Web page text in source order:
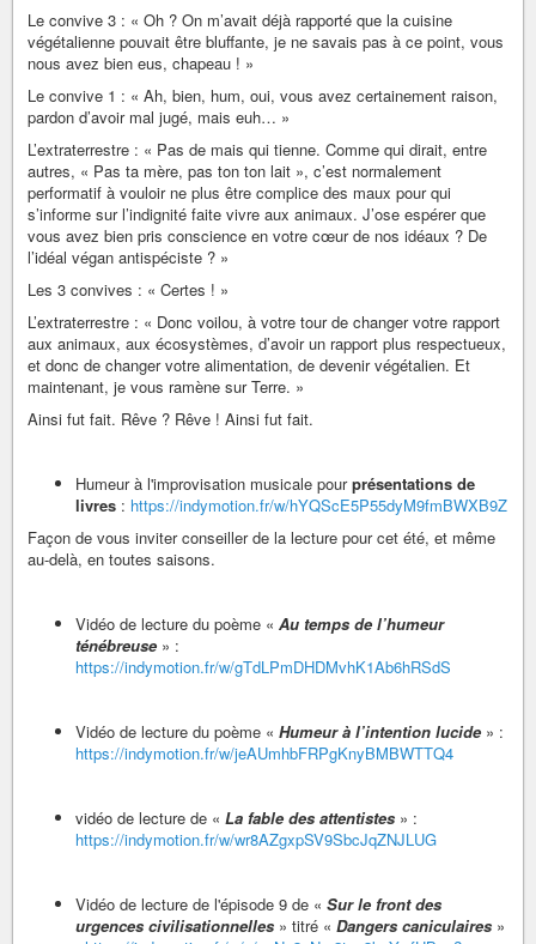
Le convive 3 : « Oh ? On m’avait déjà rapporté que la cuisine
végétalienne pouvait être bluffante, je ne savais pas à ce point, vous
nous avez bien eus, chapeau ! »
Le convive 1 : « Ah, bien, hum, oui, vous avez certainement raison,
pardon d’avoir mal jugé, mais euh… »
L’extraterrestre : « Pas de mais qui tienne. Comme qui dirait, entre
autres, « Pas ta mère, pas ton ton lait », c’est normalement
performatif à vouloir ne plus être complice des maux pour qui
s’informe sur l’indignité faite vivre aux animaux. J’ose espérer que
vous avez bien pris conscience en votre cœur de nos idéaux ? De
l’idéal végan antispéciste ? »
Les 3 convives : « Certes ! »
L’extraterrestre : « Donc voilou, à votre tour de changer votre rapport
aux animaux, aux écosystèmes, d’avoir un rapport plus respectueux,
et donc de changer votre alimentation, de devenir végétalien. Et
maintenant, je vous ramène sur Terre. »
Ainsi fut fait. Rêve ? Rêve ! Ainsi fut fait.
Humeur à l'improvisation musicale pourprésentations de
livres : https://indymotion.fr/w/hYQScE5P55dyM9fmBWXB9Z
Façon de vous inviter conseiller de la lecture pour cet été, et même
au-delà, en toutes saisons.
Vidéo de lecture du poème « Au temps de l’humeur
ténébreuse » :
https://indymotion.fr/w/gTdLPmDHDMvhK1Ab6hRSdS
Vidéo de lecture du poème « Humeur à l’intention lucide » :
https://indymotion.fr/w/jeAUmhbFRPgKnyBMBWTTQ4
vidéo de lecture de « La fable des attentistes » :
https://indymotion.fr/w/wr8AZgxpSV9SbcJqZNJLUG
Vidéo de lecture de l'épisode 9 de « Sur le front des
urgences civilisationnelles » titré « Dangers caniculaires »